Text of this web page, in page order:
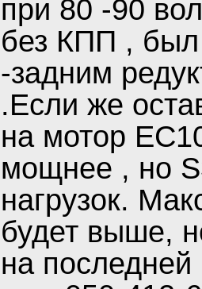
при 80 -90
без КПП ,
-задним
.Если же
на мотор
мощнее , но
нагрузок.
будет выше,
на